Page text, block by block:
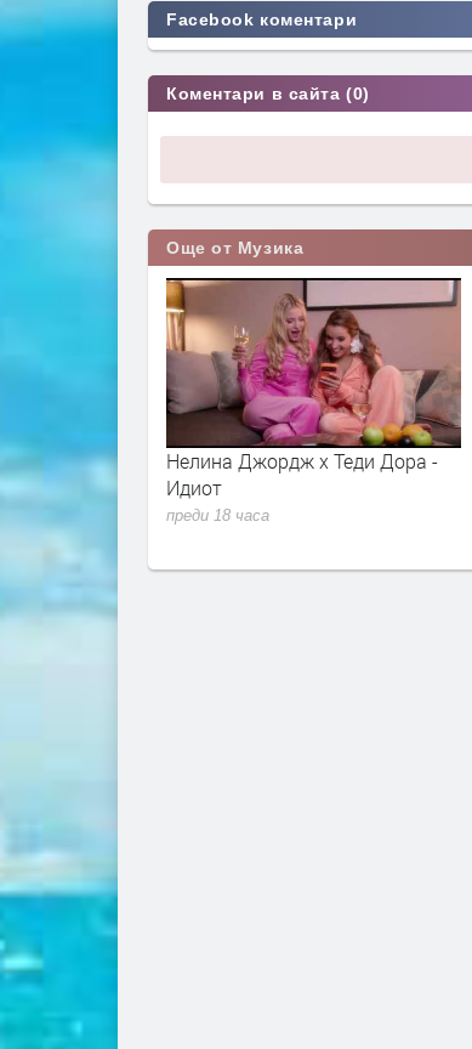
Facebook коментари
Коментари в сайта (0)
Още от Музика
- Sugar Talking
2026
Нелина Джордж x Теди Дора -
Идиот
преди 18 часа